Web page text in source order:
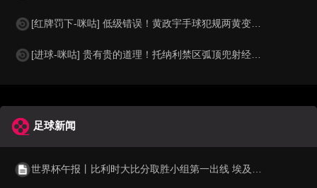
[红牌罚下-咪咕] 低级错误！黄政宇手球犯规两黄变一红被罚下
[进球-咪咕] 贵有贵的道理！托纳利禁区弧顶兜射经折射弹入球网
足球新闻
世界杯午报丨比利时大比分取胜小组第一出线 埃及晋级淘汰赛